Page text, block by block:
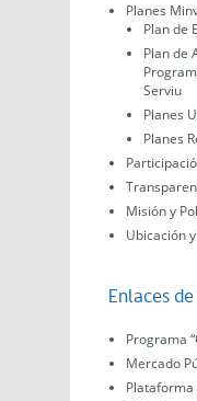
Planes
Plan de
Plan de
Serviu
Planes
Planes
Misión y
Ubicación
Enlaces
Programa
Mercado
Plataforma